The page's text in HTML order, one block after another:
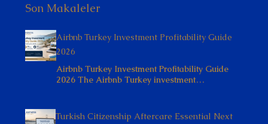
Son Makaleler
Airbnb Turkey Investment Profitability Guide
2026
Airbnb Turkey Investment Profitability Guide
2026 The Airbnb Turkey investment…
Turkish Citizenship Aftercare Essential Next